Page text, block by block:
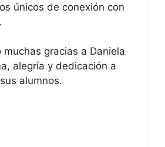
únicos de conexión con
muchas gracias a Daniela
alegría y dedicación a
alumnos.